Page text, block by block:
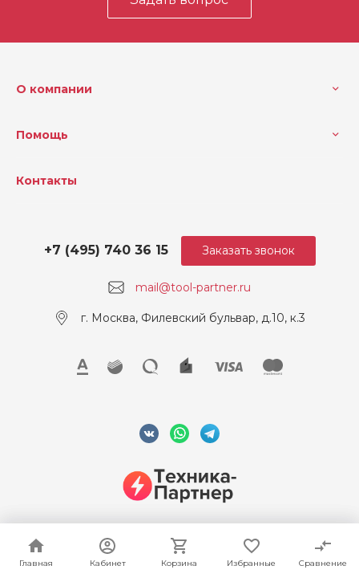
Главная Кабинет Корзина Избранные Сравнение
Главная Кабинет Корзина Избранные Сравнение
О компании
Помощь
Контакты
mail@tool-partner.ru
+7 (495) 740 36 15
г. Москва, Филевский бульвар, д.10, к.3
Заказать звонок
© 2026 ООО "Техника-Партнер", ИНН 7715962922, Все права
защищены